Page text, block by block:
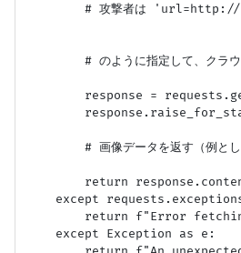
# 攻撃者は
# のように指定して、クラ
response =
# 画像データを返す（例とし
return
except
return f"Error
    except Exception as e: